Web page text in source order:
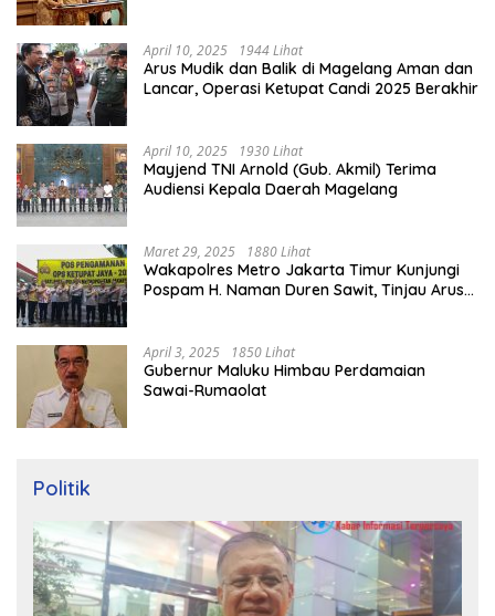
April 10, 2025 1944 Lihat
Arus Mudik dan Balik di Magelang Aman dan
Lancar, Operasi Ketupat Candi 2025 Berakhir
April 10, 2025 1930 Lihat
Mayjend TNI Arnold (Gub. Akmil) Terima
Audiensi Kepala Daerah Magelang
Maret 29, 2025 1880 Lihat
Wakapolres Metro Jakarta Timur Kunjungi
Pospam H. Naman Duren Sawit, Tinjau Arus
April 3, 2025 1850 Lihat
Gubernur Maluku Himbau Perdamaian
Sawai-Rumaolat
Politik